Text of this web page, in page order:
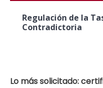
Regulación de la
Contradictoria
Lo más solicitado: